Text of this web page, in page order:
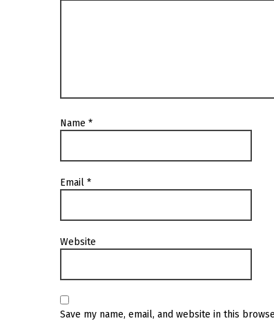
Name *
Email *
Website
Save my name, email, and website in this